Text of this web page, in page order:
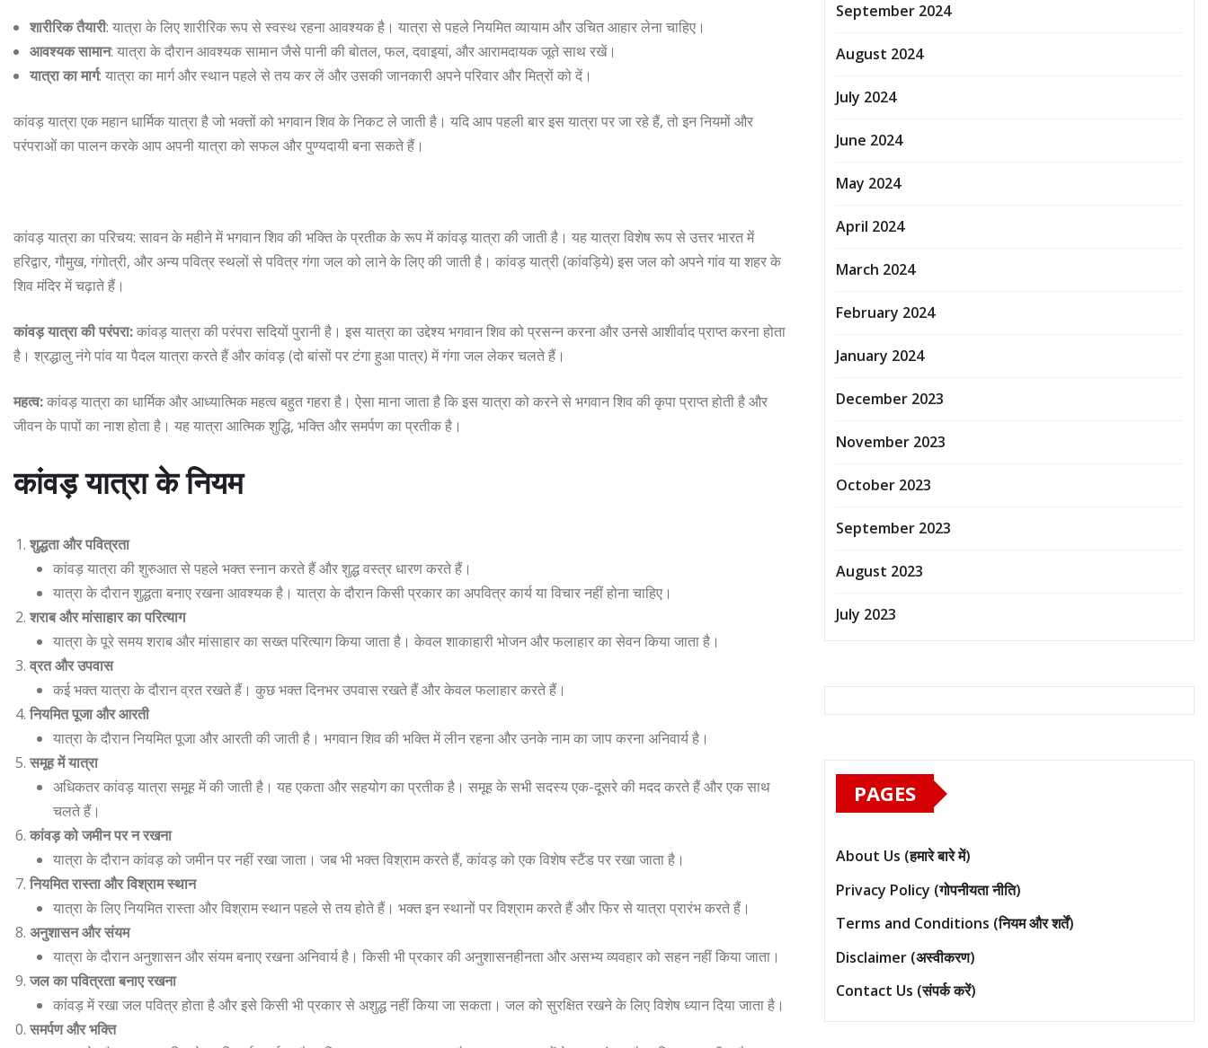
शारीरिक तैयारी: यात्रा के लिए शारीरिक रूप से स्वस्थ रहना आवश्यक है। यात्रा से पहले नियमित व्यायाम और उचित आहार लेना चाहिए।
आवश्यक सामान: यात्रा के दौरान आवश्यक सामान जैसे पानी की बोतल, फल, दवाइयां, और आरामदायक जूते साथ रखें।
यात्रा का मार्ग: यात्रा का मार्ग और स्थान पहले से तय कर लें और उसकी जानकारी अपने परिवार और मित्रों को दें।
कांवड़ यात्रा एक महान धार्मिक यात्रा है जो भक्तों को भगवान शिव के निकट ले जाती है। यदि आप पहली बार इस यात्रा पर जा रहे हैं, तो इन नियमों और
परंपराओं का पालन करके आप अपनी यात्रा को सफल और पुण्यदायी बना सकते हैं।
कांवड़ यात्रा का परिचय: सावन के महीने में भगवान शिव की भक्ति के प्रतीक के रूप में कांवड़ यात्रा की जाती है। यह यात्रा विशेष रूप से उत्तर भारत में
हरिद्वार, गौमुख, गंगोत्री, और अन्य पवित्र स्थलों से पवित्र गंगा जल को लाने के लिए की जाती है। कांवड़ यात्री (कांवड़िये) इस जल को अपने गांव या शहर के
शिव मंदिर में चढ़ाते हैं।
कांवड़ यात्रा की परंपरा:कांवड़ यात्रा की परंपरा सदियों पुरानी है। इस यात्रा का उद्देश्य भगवान शिव को प्रसन्न करना और उनसे आशीर्वाद प्राप्त करना होता
है। श्रद्धालु नंगे पांव या पैदल यात्रा करते हैं और कांवड़ (दो बांसों पर टंगा हुआ पात्र) में गंगा जल लेकर चलते हैं।
महत्व:कांवड़ यात्रा का धार्मिक और आध्यात्मिक महत्व बहुत गहरा है। ऐसा माना जाता है कि इस यात्रा को करने से भगवान शिव की कृपा प्राप्त होती है और
जीवन के पापों का नाश होता है। यह यात्रा आत्मिक शुद्धि, भक्ति और समर्पण का प्रतीक है।
कांवड़ यात्रा के नियम
शुद्धता और पवित्रता
कांवड़ यात्रा की शुरुआत से पहले भक्त स्नान करते हैं और शुद्ध वस्त्र धारण करते हैं।
यात्रा के दौरान शुद्धता बनाए रखना आवश्यक है। यात्रा के दौरान किसी प्रकार का अपवित्र कार्य या विचार नहीं होना चाहिए।
शराब और मांसाहार का परित्याग
यात्रा के पूरे समय शराब और मांसाहार का सख्त परित्याग किया जाता है। केवल शाकाहारी भोजन और फलाहार का सेवन किया जाता है।
व्रत और उपवास
कई भक्त यात्रा के दौरान व्रत रखते हैं। कुछ भक्त दिनभर उपवास रखते हैं और केवल फलाहार करते हैं।
नियमित पूजा और आरती
यात्रा के दौरान नियमित पूजा और आरती की जाती है। भगवान शिव की भक्ति में लीन रहना और उनके नाम का जाप करना अनिवार्य है।
समूह में यात्रा
अधिकतर कांवड़ यात्रा समूह में की जाती है। यह एकता और सहयोग का प्रतीक है। समूह के सभी सदस्य एक-दूसरे की मदद करते हैं और एक साथ
चलते हैं।
कांवड़ को जमीन पर न रखना
यात्रा के दौरान कांवड़ को जमीन पर नहीं रखा जाता। जब भी भक्त विश्राम करते हैं, कांवड़ को एक विशेष स्टैंड पर रखा जाता है।
नियमित रास्ता और विश्राम स्थान
यात्रा के लिए नियमित रास्ता और विश्राम स्थान पहले से तय होते हैं। भक्त इन स्थानों पर विश्राम करते हैं और फिर से यात्रा प्रारंभ करते हैं।
अनुशासन और संयम
यात्रा के दौरान अनुशासन और संयम बनाए रखना अनिवार्य है। किसी भी प्रकार की अनुशासनहीनता और असभ्य व्यवहार को सहन नहीं किया जाता।
जल का पवित्रता बनाए रखना
कांवड़ में रखा जल पवित्र होता है और इसे किसी भी प्रकार से अशुद्ध नहीं किया जा सकता। जल को सुरक्षित रखने के लिए विशेष ध्यान दिया जाता है।
समर्पण और भक्ति
September 2024
August 2024
July 2024
June 2024
May 2024
April 2024
March 2024
February 2024
January 2024
December 2023
November 2023
October 2023
September 2023
August 2023
July 2023
PAGES
About Us (हमारे बारे में)
Privacy Policy (गोपनीयता नीति)
Terms and Conditions (नियम और शर्तें)
Disclaimer (अस्वीकरण)
Contact Us (संपर्क करें)